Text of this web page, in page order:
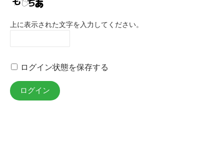
上に表示された文字を入力してください。
ログイン状態を保存する